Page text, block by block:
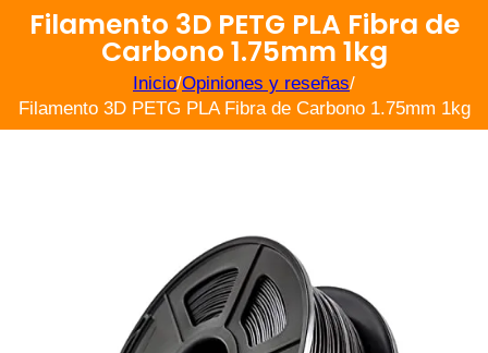
Filamento 3D PETG PLA Fibra de
Carbono 1.75mm 1kg
Inicio/Opiniones y reseñas/
Filamento 3D PETG PLA Fibra de Carbono 1.75mm 1kg